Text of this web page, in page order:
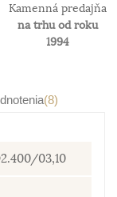
Kamenná predajňa
na trhu od roku
1994
(8)
03,10